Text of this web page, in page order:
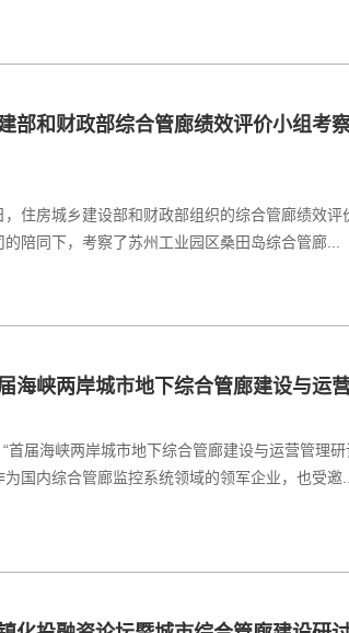
部和财政部综合管廊绩效评价小组考
住房城乡建设部和财政部组织的综合管廊绩效评
陪同下，考察了苏州工业园区桑田岛综合管廊...
海峡两岸城市地下综合管廊建设与运
首届海峡两岸城市地下综合管廊建设与运营管理研
国内综合管廊监控系统领域的领军企业，也受邀...